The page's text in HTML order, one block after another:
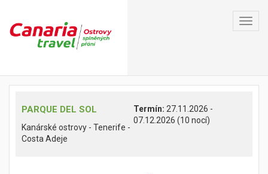
PARQUE DEL SOL
Kanárské ostrovy - Tenerife -
Costa Adeje
Termín: 27.11.2026 -
07.12.2026 (10 nocí)